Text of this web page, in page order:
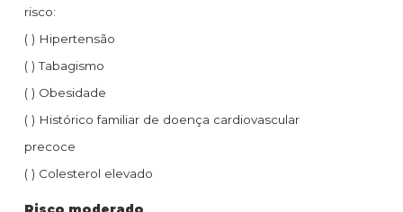
risco:
( ) Hipertensão
( ) Tabagismo
( ) Obesidade
( ) Histórico familiar de doença cardiovascular
precoce
( ) Colesterol elevado